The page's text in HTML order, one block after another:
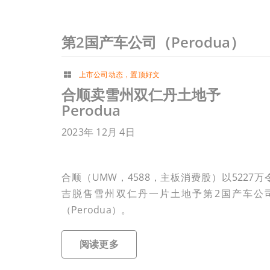
第2国产车公司（Perodua）
上市公司动态 ，置顶好文
合顺卖雪州双仁丹土地予
Perodua
2023年 12月 4日
合顺（UMW，4588，主板消费股）以5227万
吉脱售雪州双仁丹一片土地予第2国产车公
（Perodua）。
阅读更多